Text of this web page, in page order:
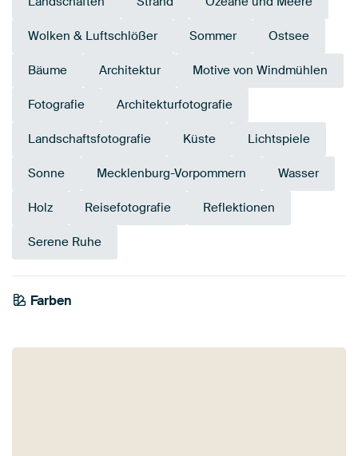
Wolken & Luftschlößer Sommer Ostsee
Bäume Architektur Motive von Windmühlen
Fotografie Architekturfotografie
Landschaftsfotografie Küste Lichtspiele
Sonne Mecklenburg-Vorpommern Wasser
Holz Reisefotografie Reflektionen
Serene Ruhe
Farben
Blau
Taupe
Flieder